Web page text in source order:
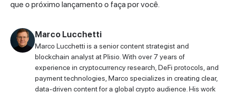
que o próximo lançamento o faça por você.
Marco Lucchetti
Marco Lucchetti is a senior content strategist and
blockchain analyst at Plisio. With over 7 years of
experience in cryptocurrency research, DeFi protocols, and
payment technologies, Marco specializes in creating clear,
data-driven content for a global crypto audience. His work